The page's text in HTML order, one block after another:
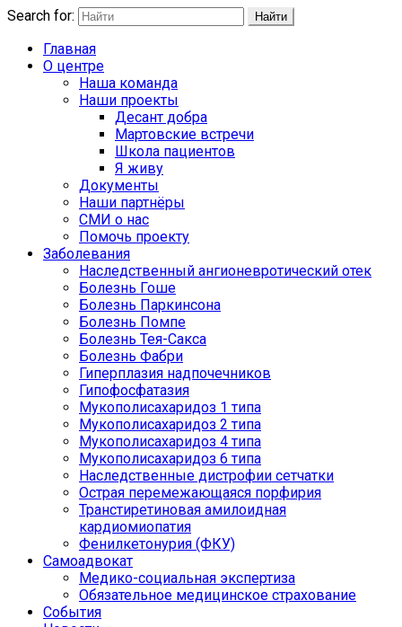
Search for: Найти
Главная
О центре
Наша команда
Наши проекты
Десант добра
Мартовские встречи
Школа пациентов
Я живу
Документы
Наши партнёры
СМИ о нас
Помочь проекту
Заболевания
Наследственный ангионевротический отек
Болезнь Гоше
Болезнь Паркинсона
Болезнь Помпе
Болезнь Тея-Сакса
Болезнь Фабри
Гиперплазия надпочечников
Гипофосфатазия
Мукополисахаридоз 1 типа
Мукополисахаридоз 2 типа
Мукополисахаридоз 4 типа
Мукополисахаридоз 6 типа
Наследственные дистрофии сетчатки
Острая перемежающаяся порфирия
Транстиретиновая амилоидная
кардиомиопатия
Фенилкетонурия (ФКУ)
Самоадвокат
Медико-социальная экспертиза
Обязательное медицинское страхование
События